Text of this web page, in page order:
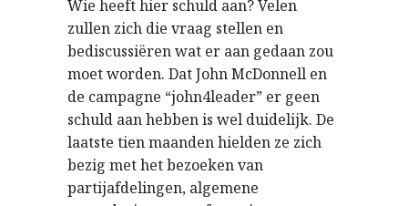
Wie heeft hier schuld aan? Velen
zullen zich die vraag stellen en
bediscussiëren wat er aan gedaan zou
moet worden. Dat John McDonnell en
de campagne “john4leader” er geen
schuld aan hebben is wel duidelijk. De
laatste tien maanden hielden ze zich
bezig met het bezoeken van
partijafdelingen, algemene